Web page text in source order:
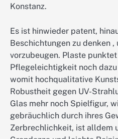
Konstanz.
Es ist hinwieder patent,
Beschichtungen zu denken
vorzubeugen. Plaste
Pflegeleichtigkeit noch
womit hochqualitative
Robustheit gegen UV-
Glas mehr noch Spielfigur,
gebräuchlich durch ihres
Zerbrechlichkeit, ist alldem